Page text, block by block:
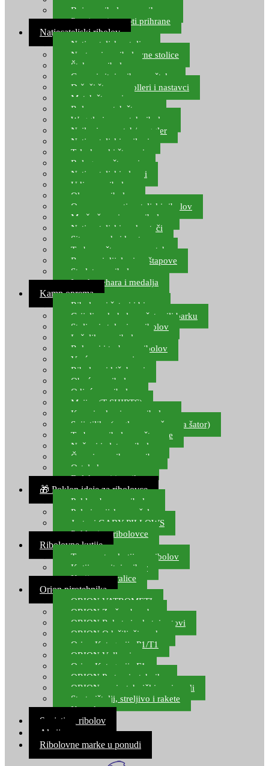
Boje za ribolovnu prihranu
Provjereni recepti prihrane
Natjecateljski ribolov
Natjecateljske stolice
Nastavci za ribolovne stolice
Šteke za ribolov
Gume i sitni pribor za šteku
Držači štapova rolleri i nastavci
Match štapovi
Role za match štapove
Waggleri za match ribolov
Najloni za match/waggler
Natjecateljski najloni
Teleskopski štapovi
Bolognese štapovi
Natjecateljski plovci
Udice za ribolov
Olovo za ribolov
Oprema za natjecateljski ribolov
Mreže čuvarice za ribolov
Natjecateljski podmetači
Sito, posude i kante
Torbe za štapove – match
Rezervni dijelovi za štapove
Starlete za ribolov
Izrada pehara i medalja
Kamp oprema
Ribolovni šatori i bivvy
Grijalice, kuhala za šator ili barku
Stolice i stolovi za ribolov
Ležaljke za ribolov
Ruksaci i torbe za ribolov
Vreće za spavanje
Ribolovni kišobrani
Obuća za ribolov
Odjeća za ribolov
Majice (T-SHIRTS)
Kape i rukavice za ribolov
Svijetiljke (naglavne, ručne, za šator)
Torbe za ribolovne štapove
Noževi i alat za ribolov
Čamci za prihranu ribe
Ostala kamp oprema
Dalekozori i optika
🎁 Poklon ideje za ribolovce
Poklon bon za ribolov
Polarizacijske naočale
Jastuci GABY PILLOWS
Pokloni za ribolovce
Ribolovne kutije
Transportne kutije za ribolov
Kutije za sitni pribor
Kutije za varalice
Orion pirotehnika
ORION VATROMETI
ORION Zračne bombe
ORION Rakete i raketni setovi
ORION Odašiljači zvuka
Orion Kategorija P1/T1
ORION Vulkani
Orion Kategorija F1
ORION Party pirotehnika
ORION nepirotehnički proizvodi
Start pištolji, streljivo i rakete
Kontakt
Savjeti za ribolov
Akcija
Ribolovne marke u ponudi